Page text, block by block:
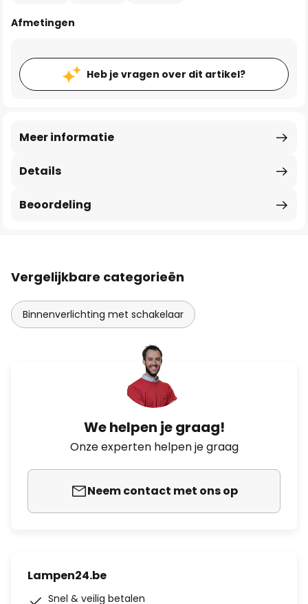
Afmetingen
Heb je vragen over dit artikel?
Details
Meer informatie
Beoordeling
Vergelijkbare categorieën
Binnenverlichting met schakelaar
We helpen je graag!
Onze experten helpen je graag
Neem contact met ons op
Lampen24.be
Snel & veilig betalen